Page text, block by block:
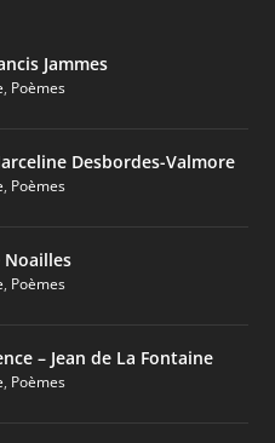
Jammes
, Poèmes
Desbordes-Valmore
, Poèmes
Noailles
, Poèmes
– Jean de La Fontaine
, Poèmes